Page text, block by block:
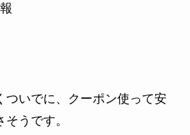
ついでに、クーポン使って安
うです。